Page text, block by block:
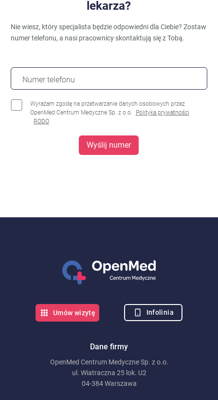
lekarza?
Nie wiesz, który specjalista będzie odpowiedni dla Ciebie?Zostaw
numer telefonu, a nasi pracownicy skontaktują się z Tobą.
Numer telefonu
Wyrażam zgodę na przetwarzanie danych osobowych przez
OpenMed Centrum Medyczne Sp. z o.o.
Polityka prywatności
RODO
Wyślij numer
Dane firmy
OpenMed Centrum Medyczne Sp. z o.o.
ul. Wiatraczna 25 lok. U2
04-384 Warszawa
Umów wizytę Infolinia